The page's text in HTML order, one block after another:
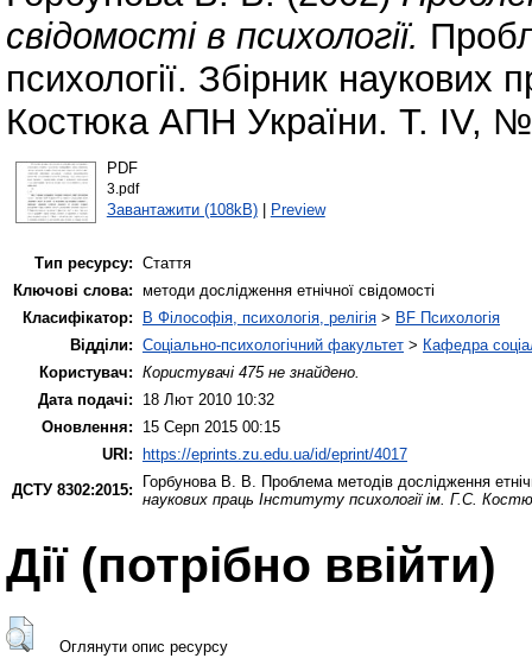
свідомості в психології.
психології. Збірник наукових
Костюка АПН України. Т. IV,
PDF
3.pdf
Завантажити (108kB)| Preview
Тип ресурсу: Стаття
Ключові слова: методи дослідження етнічної свідомості
Класифікатор:
B Філософія, психологія, релігія > BF Психологія
Відділи: Соціально-психологічний факультет > Кафедра
Користувач: Користувачі 475 не знайдено.
Дата подачі:
18 Лют 2010 10:32
Оновлення:
15 Серп 2015 00:15
URI:
https://eprints.zu.edu.ua/id/eprint/4017
ДСТУ 8302:2015:
Горбунова В. В. Проблема методів дослідження
наукових праць Інституту психології ім. Г.С.
Дії ​​(потрібно ввійти)
Оглянути опис ресурсу